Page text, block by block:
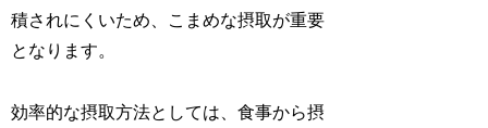
積されにくいため、
こまめな摂取が重要
となります。
効率的な摂取方法としては、食事から摂